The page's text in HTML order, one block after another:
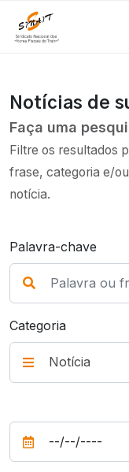
Notícias de
Faça uma
Filtre os resultados
frase, categoria e/
notícia.
Palavra-chave
Categoria